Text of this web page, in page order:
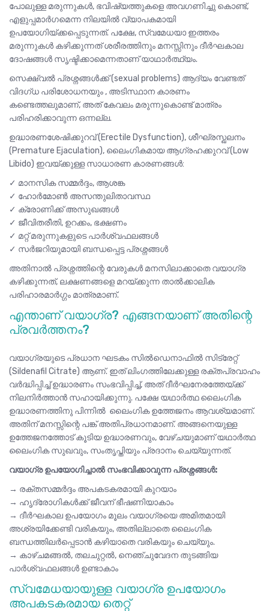
പോലുള്ള മരുന്നുകൾ, ഭവിഷ്യത്തുകളെ അവഗണിച്ചു കൊണ്ട്,
എളുപ്പമാർഗമെന്ന നിലയിൽ വ്യാപകമായി
ഉപയോഗിയ്ക്കപ്പെടുന്നത്. പക്ഷേ, സ്വമേധയാ ഇത്തരം
മരുന്നുകൾ കഴിക്കുന്നത് ശരീരത്തിനും മനസ്സിനും ദീർഘകാല
ദോഷങ്ങൾ സൃഷ്ടിക്കാമെന്നതാണ് യാഥാർത്ഥ്യം.
സെക്ഷ്വൽ പ്രശ്നങ്ങൾക്ക് (sexual problems) ആദ്യം വേണ്ടത്
വിദഗ്‌ധ പരിശോധനയും , അടിസ്ഥാന കാരണം
കണ്ടെത്തലുമാണ്, അത് കേവലം മരുന്നുകൊണ്ട് മാത്രം
പരിഹരിക്കാവുന്ന ഒന്നല്ല.
ഉദ്ധാരണശേഷിക്കുറവ് (Erectile Dysfunction), ശീഘ്രസ്ഖലനം
(Premature Ejaculation), ലൈംഗികമായ ആഗ്രഹക്കുറവ് (Low
Libido) ഇവയ്ക്കുള്ള സാധാരണ കാരണങ്ങൾ:
✓ മാനസിക സമ്മർദ്ദം, ആശങ്ക
✓ ഹോർമോൺ അസന്തുലിതാവസ്ഥ
✓ ക്രോണിക്ക് അസുഖങ്ങൾ
✓ ജീവിതരീതി, ഉറക്കം, ഭക്ഷണം
✓ മറ്റ് മരുന്നുകളുടെ പാർശ്വഫലങ്ങൾ
✓ സർജറിയുമായി ബന്ധപ്പെട്ട പ്രശ്നങ്ങൾ
അതിനാൽ പ്രശ്നത്തിന്റെ വേരുകൾ മനസിലാക്കാതെ വയാഗ്ര
കഴിക്കുന്നത്, ലക്ഷണങ്ങളെ മറയ്ക്കുന്ന താൽക്കാലിക
പരിഹാരമാർഗ്ഗം മാത്രമാണ്.
എന്താണ് വയാഗ്ര? എങ്ങനയാണ് അതിന്റെ
പ്രവർത്തനം?
വയാഗ്രയുടെ പ്രധാന ഘടകം സിൽഡെനാഫിൽ സിട്രേറ്റ്
(Sildenafil Citrate) ആണ്. ഇത് ലിംഗത്തിലേക്കുള്ള രക്തപ്രവാഹം
വർദ്ധിപ്പിച്ച് ഉദ്ധാരണം സംഭവിപ്പിച്ച്, അത് ദീർഘനേരത്തേയ്ക്ക്
നിലനിർത്താൻ സഹായിക്കുന്നു. പക്ഷേ യഥാർത്ഥ ലൈംഗിക
ഉദ്ധാരണത്തിനു പിന്നിൽ ലൈംഗിക ഉത്തേജനം ആവശ്യമാണ്.
അതിന് മനസ്സിന്റെ പങ്ക് അതിപ്രധാനമാണ്. അങ്ങനെയുള്ള
ഉത്തേജനത്തോട് കൂടിയ ഉദ്ധാരണവും, വേഴ്ചയുമാണ് യഥാർത്ഥ
ലൈംഗിക സുഖവും, സംതൃപ്തിയും പ്രദാനം ചെയ്യുന്നത്.
വയാഗ്ര ഉപയോഗിച്ചാൽ സംഭവിക്കാവുന്ന പ്രശ്നങ്ങൾ:
→ രക്തസമ്മർദ്ദം അപകടകരമായി കുറയാം
→ ഹൃദ്രോഗികൾക്ക് ജീവന് ഭീഷണിയാകാം
→ ദീർഘകാല ഉപയോഗം മൂലം വയാഗ്രയെ അമിതമായി
അശ്രയിക്കേണ്ടി വരികയും, അതില്ലാതെ ലൈംഗിക
ബന്ധത്തിലർപ്പെടാൻ കഴിയാതെ വരികയും ചെയ്യും.
→ കാഴ്ചമങ്ങൽ, തലചുറ്റൽ, നെഞ്ചുവേദന തുടങ്ങിയ
പാർശ്വഫലങ്ങൾ ഉണ്ടാകാം
സ്വമേധയായുള്ള വയാഗ്ര ഉപയോഗം
അപകടകരമായ തെറ്റ്